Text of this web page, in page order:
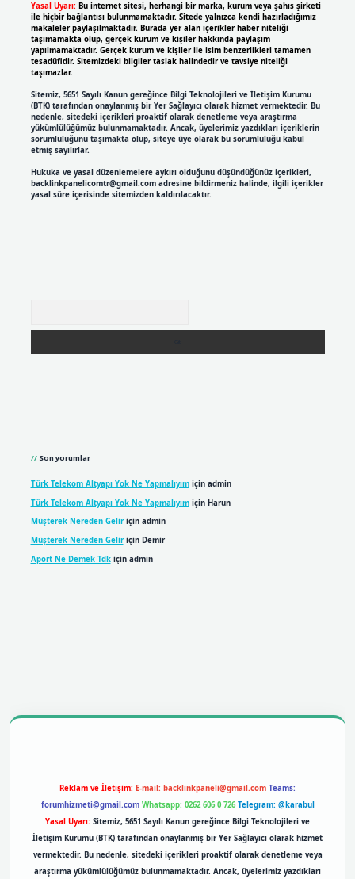
Yasal Uyarı: Bu internet sitesi, herhangi bir marka, kurum veya şahıs şirketi
ile hiçbir bağlantısı bulunmamaktadır. Sitede yalnızca kendi hazırladığımız
makaleler paylaşılmaktadır. Burada yer alan içerikler haber niteliği
taşımamakta olup, gerçek kurum ve kişiler hakkında paylaşım
yapılmamaktadır. Gerçek kurum ve kişiler ile isim benzerlikleri tamamen
tesadüfidir. Sitemizdeki bilgiler taslak halindedir ve tavsiye niteliği
taşımazlar.
Sitemiz, 5651 Sayılı Kanun gereğince Bilgi Teknolojileri ve İletişim Kurumu
(BTK) tarafından onaylanmış bir Yer Sağlayıcı olarak hizmet vermektedir. Bu
nedenle, sitedeki içerikleri proaktif olarak denetleme veya araştırma
yükümlülüğümüz bulunmamaktadır. Ancak, üyelerimiz yazdıkları içeriklerin
sorumluluğunu taşımakta olup, siteye üye olarak bu sorumluluğu kabul
etmiş sayılırlar.
Hukuka ve yasal düzenlemelere aykırı olduğunu düşündüğünüz içerikleri,
backlinkpanelicomtr@gmail.comadresine bildirmeniz halinde, ilgili içerikler
yasal süre içerisinde sitemizden kaldırılacaktır.
Son yorumlar
Türk Telekom Altyapı Yok Ne Yapmalıyımiçin admin
Türk Telekom Altyapı Yok Ne Yapmalıyımiçin Harun
Müşterek Nereden Geliriçin admin
Müşterek Nereden Geliriçin Demir
Aport Ne Demek Tdkiçin admin
Reklam ve İletişim: E-mail: backlinkpaneli@gmail.com Teams:
forumhizmeti@gmail.com Whatsapp: 0262 606 0 726 Telegram: @karabul
Yasal Uyarı: Sitemiz, 5651 Sayılı Kanun gereğince Bilgi Teknolojileri ve
İletişim Kurumu (BTK) tarafından onaylanmış bir Yer Sağlayıcı olarak hizmet
vermektedir. Bu nedenle, sitedeki içerikleri proaktif olarak denetleme veya
araştırma yükümlülüğümüz bulunmamaktadır. Ancak, üyelerimiz yazdıkları